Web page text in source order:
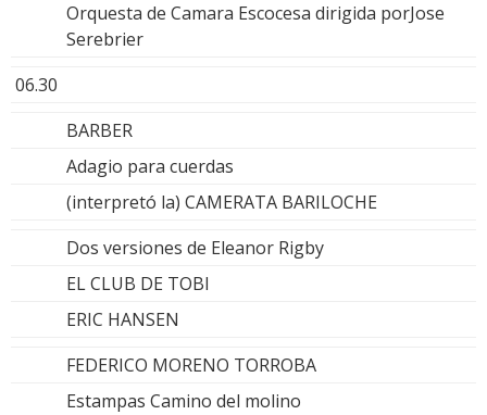
Orquesta de Camara Escocesa dirigida porJose
Serebrier
06.30
BARBER
Adagio para cuerdas
(interpretó la) CAMERATA BARILOCHE
Dos versiones de Eleanor Rigby
EL CLUB DE TOBI
ERIC HANSEN
FEDERICO MORENO TORROBA
Estampas Camino del molino